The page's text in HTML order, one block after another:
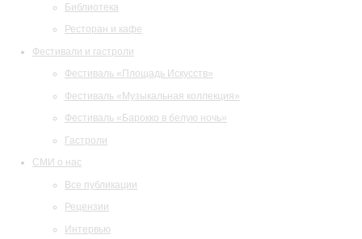
Библиотека
Ресторан и кафе
Фестивали и гастроли
Фестиваль «Площадь Искусств»
Фестиваль «Музыкальная коллекция»
Фестиваль «Барокко в белую ночь»
Гастроли
СМИ о нас
Все публикации
Рецензии
Интервью